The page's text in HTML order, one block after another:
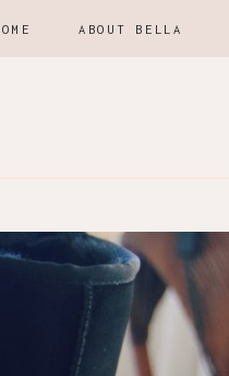
ABOUT BELLA